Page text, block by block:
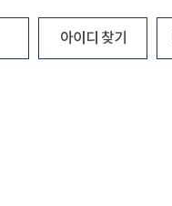
아이디 찾기